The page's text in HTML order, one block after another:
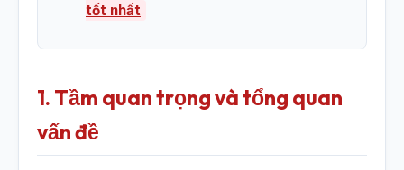
tốt nhất
1. Tầm quan trọng và tổng quan
vấn đề